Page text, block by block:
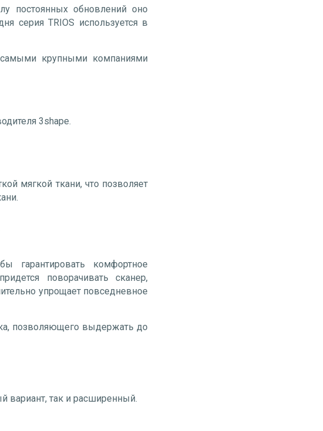
постоянных обновлений оно
серия TRIOS используется в
самыми крупными компаниями
3shape.
мягкой ткани, что позволяет
гарантировать комфортное
поворачивать сканер,
упрощает повседневное
позволяющего выдержать до
вариант, так и расширенный.